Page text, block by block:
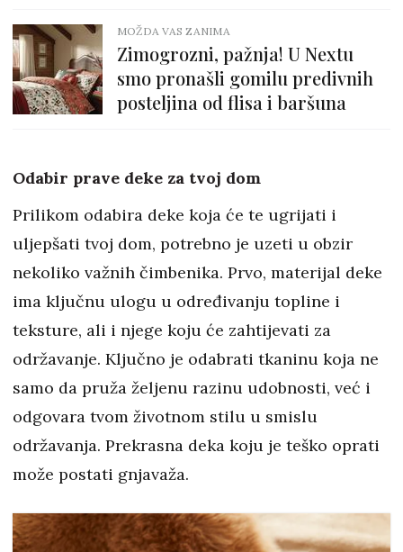
MOŽDA VAS ZANIMA
Zimogrozni, pažnja! U Nextu
smo pronašli gomilu predivnih
posteljina od flisa i baršuna
Odabir prave deke za tvoj dom
Prilikom odabira deke koja će te ugrijati i
uljepšati tvoj dom, potrebno je uzeti u obzir
nekoliko važnih čimbenika. Prvo, materijal deke
ima ključnu ulogu u određivanju topline i
teksture, ali i njege koju će zahtijevati za
održavanje. Ključno je odabrati tkaninu koja ne
samo da pruža željenu razinu udobnosti, već i
odgovara tvom životnom stilu u smislu
održavanja. Prekrasna deka koju je teško oprati
može postati gnjavaža.